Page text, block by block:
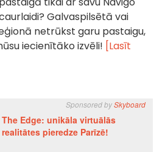
Galvaspilsētā vai
netrūkst garu pastaigu,
iecienītāko izvēli! [Lasīt